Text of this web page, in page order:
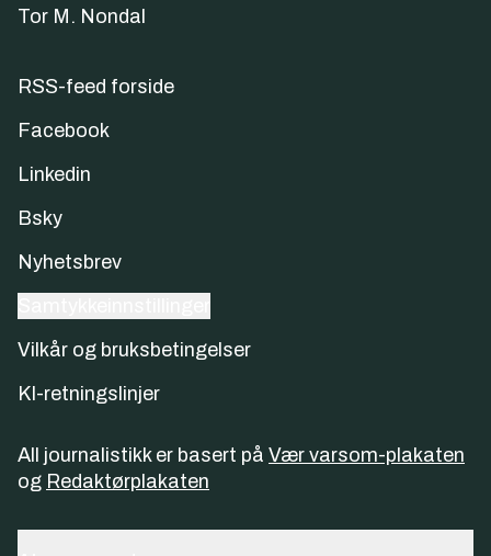
Tor M. Nondal
RSS-feed forside
Facebook
Linkedin
Bsky
Nyhetsbrev
Vilkår og bruksbetingelser
KI-retningslinjer
All journalistikk er basert på Vær varsom-plakaten
og Redaktørplakaten